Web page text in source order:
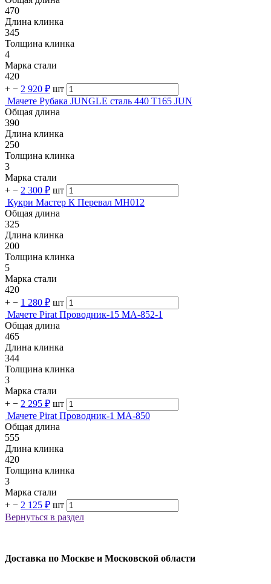
470
Длина клинка
345
Толщина клинка
4
Марка стали
420
+ − 2 920 ₽ шт
Мачете Рубака JUNGLE сталь 440 T165 JUN
Общая длина
390
Длина клинка
250
Толщина клинка
3
Марка стали
+ − 2 300 ₽ шт
Кукри Мастер К Перевал MH012
Общая длина
325
Длина клинка
200
Толщина клинка
5
Марка стали
420
+ − 1 280 ₽ шт
Мачете Pirat Проводник-15 MA-852-1
Общая длина
465
Длина клинка
344
Толщина клинка
3
Марка стали
+ − 2 295 ₽ шт
Мачете Pirat Проводник-1 MA-850
Общая длина
555
Длина клинка
420
Толщина клинка
3
Марка стали
+ − 2 125 ₽ шт
Вернуться в раздел
Доставка по Москве и Московской области